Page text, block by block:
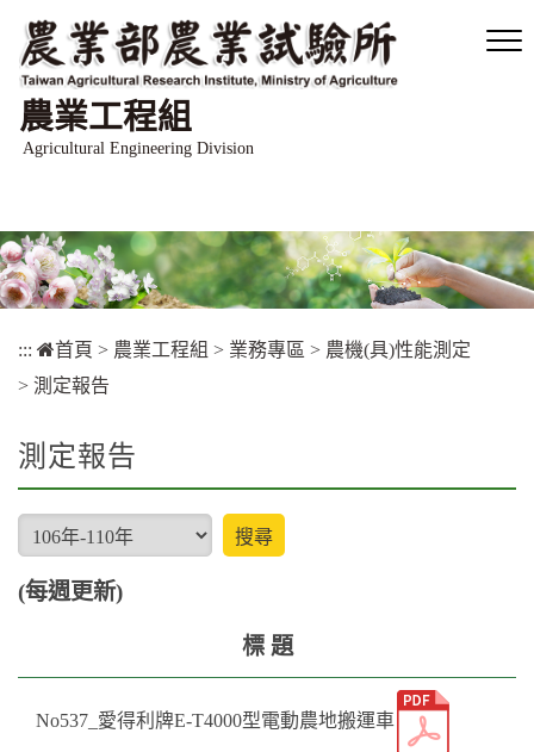
農業工程組
Agricultural Engineering Division
::: 首頁 > 農業工程組 > 業務專區 > 農機(具)性能測定
> 測定報告
測定報告
type 搜尋
(每週更新)
標 題
No537_愛得利牌E-T4000型電動農地搬運車